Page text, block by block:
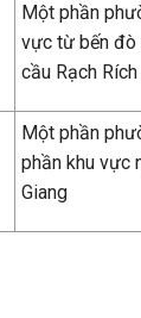
Một phần
vực từ bến đò
cầu Rạch
Một phần
phần khu vực
Giang